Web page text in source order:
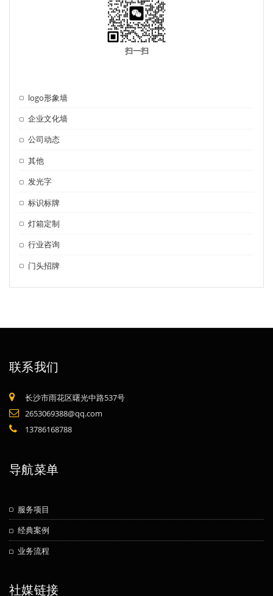
扫一扫
logo形象墙
企业文化墙
公司动态
其他
发光字
标识标牌
灯箱定制
行业咨询
门头招牌
联系我们
长沙市雨花区曙光中路537号
2653069388@qq.com
13786168788
导航菜单
服务项目
经典案例
业务流程
社媒链接